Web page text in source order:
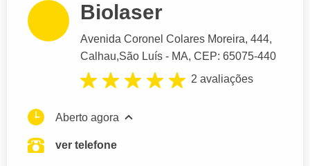
Biolaser
Avenida Coronel Colares Moreira, 444,
Calhau,São Luís - MA, CEP: 65075-440
2 avaliações
Aberto agora
ver telefone